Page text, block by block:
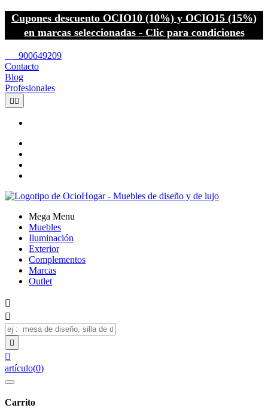
Cupones descuento OCIO10 (10%) y OCIO15 (15%)
en marcas seleccionadas - Clic para condiciones
900649209
Contacto
Blog
Profesionales
 
Mega Menu
Muebles
Iluminación
Exterior
Complementos
Marcas
Outlet




artículo(0)
Carrito